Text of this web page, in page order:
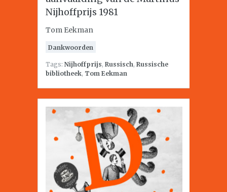
Nijhoffprijs 1981
Tom Eekman
Dankwoorden
Tags: Nijhoffprijs, Russisch, Russische
bibliotheek, Tom Eekman